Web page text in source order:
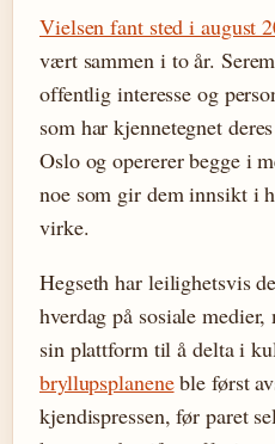
Vielsen fant sted i august
vært sammen i to år.
offentlig interesse og
som har kjennetegnet
Oslo og opererer begge i
noe som gir dem innsikt i
virke.
Hegseth har leilighetsvis
hverdag på sosiale
sin plattform til å delta i
bryllupsplaneneble først
kjendispressen, før paret